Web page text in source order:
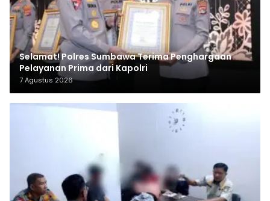
Selamat! Polres Sumbawa Terima Penghargaan
Pelayanan Prima dari Kapolri
7 Agustus 2026